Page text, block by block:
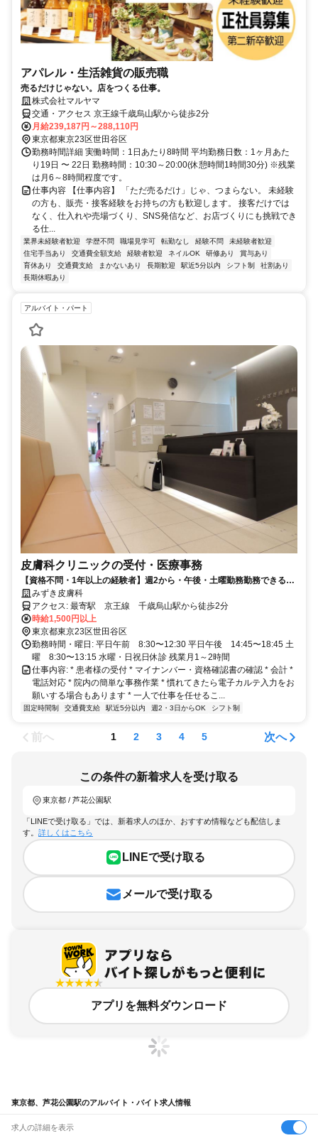
アパレル・生活雑貨の販売職
売るだけじゃない。店をつくる仕事。
株式会社マルヤマ
交通・アクセス 京王線千歳烏山駅から徒歩2分
月給239,187円～288,110円
東京都東京23区世田谷区
勤務時間詳細 実働時間：1日あたり8時間 平均勤務日数：1ヶ月あた
り19日 〜 22日 勤務時間：10:30～20:00(休憩時間1時間30分) ※残業
は月6～8時間程度です。
仕事内容 【仕事内容】 「ただ売るだけ」じゃ、つまらない。 未経験
の方も、販売・接客経験をお持ちの方も歓迎します。 接客だけでは
なく、仕入れや売場づくり、SNS発信など、お店づくりにも挑戦でき
る仕...
業界未経験者歓迎 学歴不問 職場見学可 転勤なし 経験不問
未経験者歓迎
住宅手当あり
交通費全額支給 経験者歓迎 ネイルOK 研修あり
賞与あり
育休あり
交通費支給 まかないあり 長期歓迎 駅近5分以内 シフト制
社割あり
長期休暇あり
アルバイト・パート
皮膚科クリニックの受付・医療事務
【資格不問・1年以上の経験者】週2から・午後・土曜勤務勤務できる方
歓迎！千歳烏山駅徒歩2分｜賞与あり｜ブランク歓迎
みずき皮膚科
アクセス: 最寄駅 京王線 千歳烏山駅から徒歩2分
時給1,500円以上
東京都東京23区世田谷区
勤務時間・曜日: 平日午前 8:30〜12:30 平日午後 14:45〜18:45 土
曜 8:30〜13:15 水曜・日祝日休診 残業月1～2時間
仕事内容: * 患者様の受付 * マイナンバー・資格確認書の確認 * 会計 *
電話対応 * 院内の簡単な事務作業 * 慣れてきたら電子カルテ入力をお
願いする場合もあります * 一人で仕事を任せるこ...
固定時間制 交通費支給 駅近5分以内 週2・3日からOK シフト制
前へ 1 2 3 4 5 次へ
この条件の新着求人を受け取る
東京都 / 芦花公園駅
「LINEで受け取る」では、新着求人のほか、おすすめ情報なども配信しま
す。 詳しくはこちら
LINEで受け取る
メールで受け取る
アプリを無料ダウンロード
東京都、芦花公園駅のアルバイト・バイト求人情報
求人の詳細を表示